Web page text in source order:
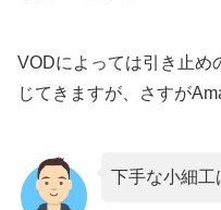
VODによっては引き止め
じてきますが、さすが
下手な小細工